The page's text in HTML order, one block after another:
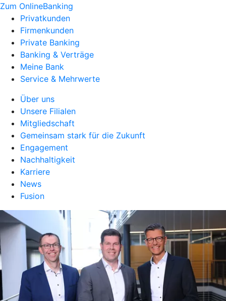
Zum OnlineBanking
Privatkunden
Firmenkunden
Private Banking
Banking & Verträge
Meine Bank
Service & Mehrwerte
Über uns
Unsere Filialen
Mitgliedschaft
Gemeinsam stark für die Zukunft
Engagement
Nachhaltigkeit
Karriere
News
Fusion